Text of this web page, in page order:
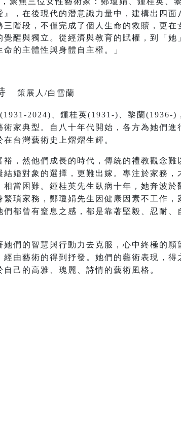
，在後現代的潛意識力量中，建構出四面
階段，不僅完成了個人生命的救贖，更在
醒與獨立。從經濟與教育的賦權，到「她
的主體性與身體自主權。」
策展人/白雪蘭
2024)、鍾桂英(1931-)、黎蘭(1936-)
家典型。自八十年代開始，各方為她們進
台灣藝術史上熠熠生輝。
，然他們成長的時代，傳統的禮教觀念難
婚對象的選擇，更難出嫁。專注於家務，
當困難。鍾桂英先生臥病十年，她奔波於
瑣家務，鄭瓊娟先生因健康因素不工作，
都曾有窒息之感，都是靠著堅毅、忍耐、
們的智慧與行動力去克服，心中終極的願
由藝術的得到抒發。她們的藝術表現，得
己的高雅、瑰麗、詩情的藝術風格。